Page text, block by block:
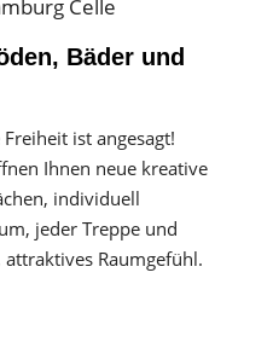
Bäder und
ist angesagt!
Ihnen neue kreative
individuell
jeder Treppe und
Raumgefühl.